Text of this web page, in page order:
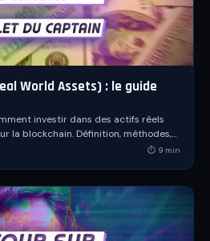
World Assets) : le guide
investir dans des actifs réels
la blockchain. Définition, méthodes,
⏱ 9 min